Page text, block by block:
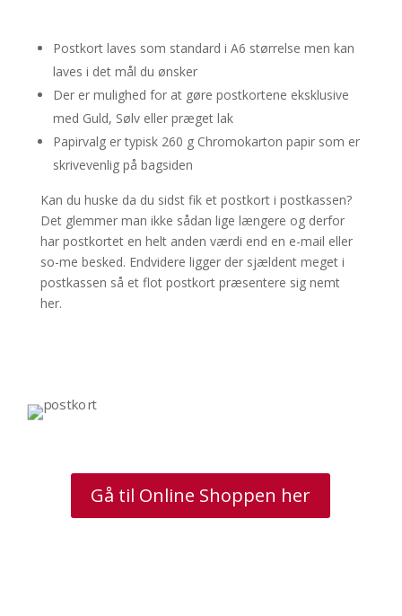
Postkort laves som standard i A6 størrelse men kan
laves i det mål du ønsker
Der er mulighed for at gøre postkortene eksklusive
med Guld, Sølv eller præget lak
Papirvalg er typisk 260 g Chromokarton papir som er
skrivevenlig på bagsiden
Kan du huske da du sidst fik et postkort i postkassen?
Det glemmer man ikke sådan lige længere og derfor
har postkortet en helt anden værdi end en e-mail eller
so-me besked. Endvidere ligger der sjældent meget i
postkassen så et flot postkort præsentere sig nemt
her.
Gå til Online Shoppen her